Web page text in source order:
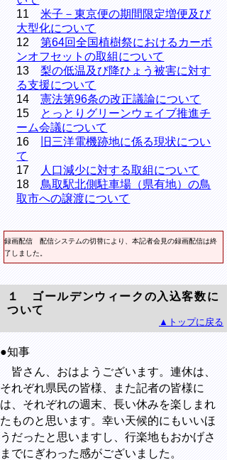
11米子－東京便の期間限定増便及び
大型化について
12第64回全国植樹祭におけるカーボ
ンオフセットの取組について
13梨の低温及び降ひょう被害に対す
る支援について
14憲法第96条の改正議論について
15 とっとりグリーンウェイブ推進チ
ーム会議について
16
旧三洋電機跡地に係る現状につい
て
17
人口減少に対する取組について
18 鳥取駅北側駐車場（県有地）の鳥
取市への譲渡について
録画配信 配信システムの切替により、本記者会見の録画配信は終
了しました。
１ ゴールデンウィークの入込客数に
ついて
▲トップに戻る
●知事
皆さん、おはようございます。連休は、
それぞれ県民の皆様、また記者の皆様に
は、それぞれの週末、長い休みを楽しまれ
たものと思います。幸い天候的にもいいほ
うだったと思いますし、行楽地もおかげさ
までにぎわった感がございました。